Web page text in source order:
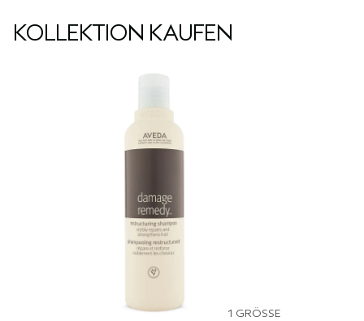
KOLLEKTION KAUFEN
1 GRÖSSE